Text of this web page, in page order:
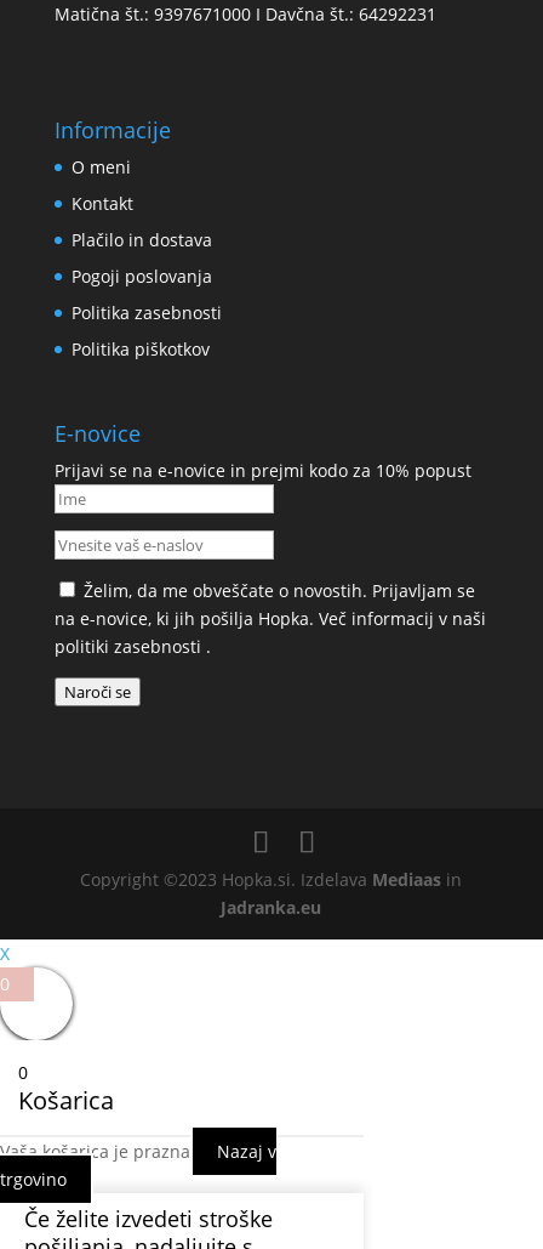
Matična št.: 9397671000 I Davčna št.: 64292231
Informacije
O meni
Kontakt
Plačilo in dostava
Pogoji poslovanja
Politika zasebnosti
Politika piškotkov
E-novice
Prijavi se na e-novice in prejmi kodo za 10% popust
Želim, da me obveščate o novostih. Prijavljam se
na e-novice, ki jih pošilja Hopka. Več informacij v naši
politiki zasebnosti .
Naroči se
Copyright ©2023 Hopka.si. Izdelava Mediaas in
Jadranka.eu
X
0
0
Košarica
Vaša košarica je prazna
Nazaj v
trgovino
Če želite izvedeti stroške